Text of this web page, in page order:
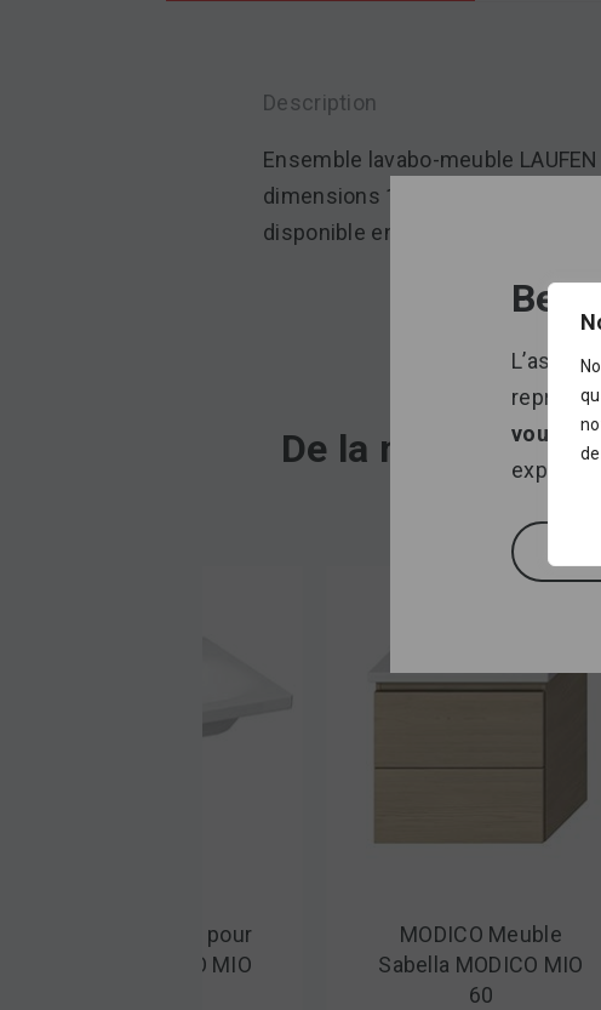
Description
Ensemble lavabo-meuble LAUFEN
dimensions 1200 x 500 mm,
disponible en diverses finitions.
De la même
MODICO Lavabo pour
meuble MODICO MIO
MODICO Meuble
Sabella MODICO MIO
60
vous
exposés